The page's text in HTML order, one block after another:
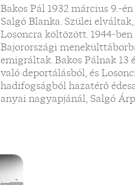
Bakos Pál 1932 március 9.-
Salgó Blanka. Szülei
Losoncra költözött. 1944-
Bajorországi
emigráltak. Bakos Pálnak 13
való deportálásból, és
hadifogságból hazatérő
anyai nagyapjánál, Salgó